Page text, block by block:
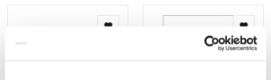
aan